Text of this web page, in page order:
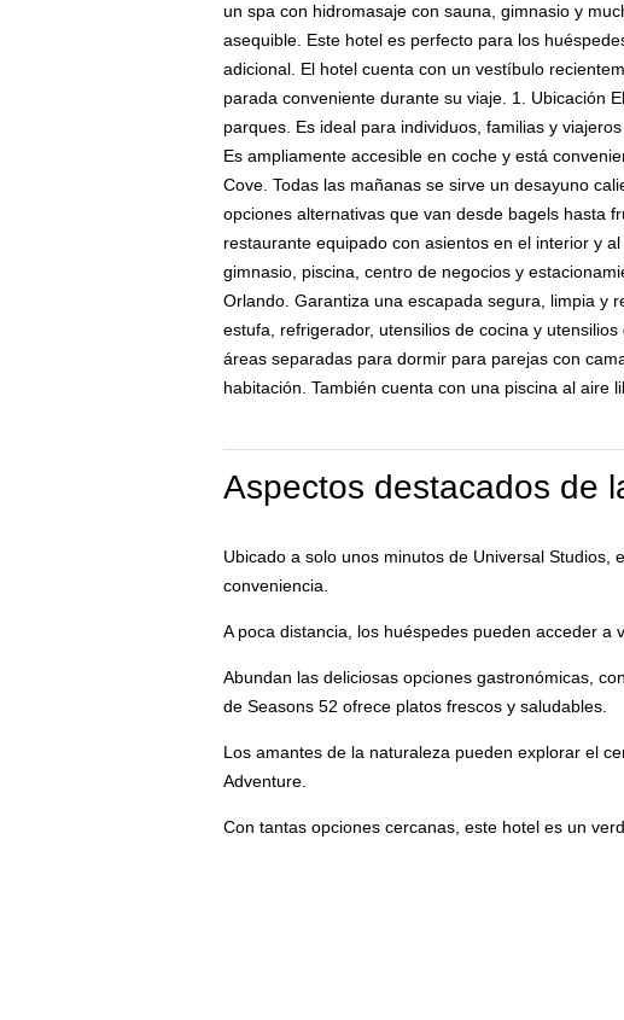
un spa con hidromasaje con sauna, gimnasio y
asequible. Este hotel es perfecto para los
adicional. El hotel cuenta con un vestíbulo
parada conveniente durante su viaje. 1. Ubicación
parques. Es ideal para individuos, familias y
Es ampliamente accesible en coche y está
Cove. Todas las mañanas se sirve un desayuno
opciones alternativas que van desde bagels hasta
restaurante equipado con asientos en el interior y
gimnasio, piscina, centro de negocios y
Orlando. Garantiza una escapada segura, limpia y
estufa, refrigerador, utensilios de cocina y
áreas separadas para dormir para parejas con
habitación. También cuenta con una piscina al aire
Aspectos destacados de
Ubicado a solo unos minutos de Universal Studios,
conveniencia.
A poca distancia, los huéspedes pueden acceder a
Abundan las deliciosas opciones gastronómicas,
de Seasons 52 ofrece platos frescos y saludables.
Los amantes de la naturaleza pueden explorar el
Adventure.
Con tantas opciones cercanas, este hotel es un